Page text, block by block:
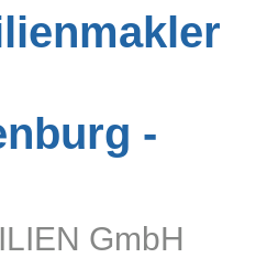
-
GmbH